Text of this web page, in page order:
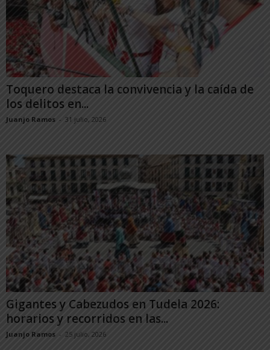
Toquero destaca la convivencia y la caída de
los delitos en...
Juanjo Ramos - 31 julio, 2026
Gigantes y Cabezudos en Tudela 2026:
horarios y recorridos en las...
Juanjo Ramos - 25 julio, 2026